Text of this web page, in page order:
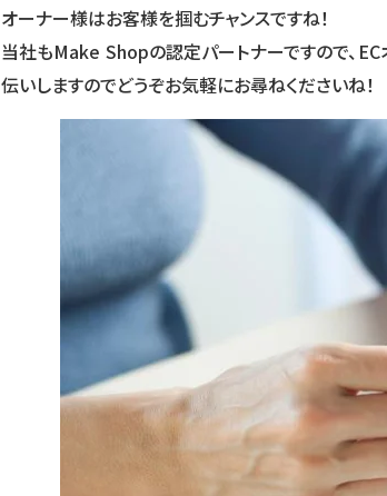
オーナー様はお客様を掴むチャンスですね！
当社もMake Shopの認定パートナーですので、
伝いしますのでどうぞお気軽にお尋ねくださいね！